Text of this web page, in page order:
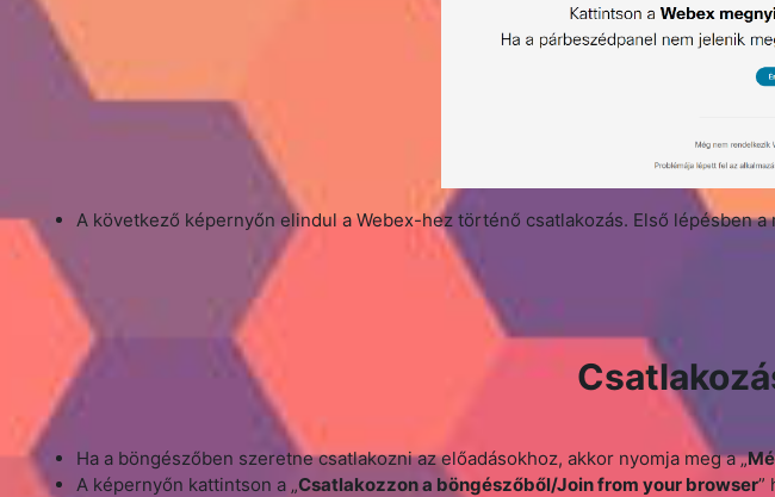
A következő képernyőn elindul a Webex-hez történő csatlakozás. Első lépésben
Ha a böngészőben szeretne csatlakozni az előadásokhoz, akkor nyomja meg a „
A képernyőn kattintson a „Csatlakozzon a böngészőből/Join from your browser”